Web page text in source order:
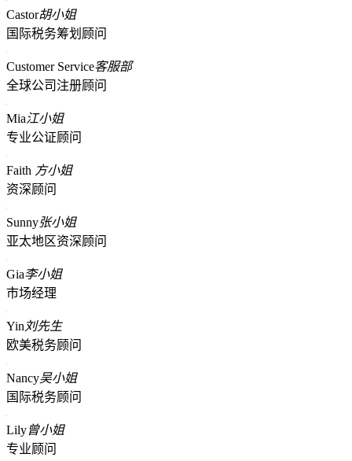
Castor胡小姐
国际税务筹划顾问
Customer Service客服部
全球公司注册顾问
Mia江小姐
专业公证顾问
Faith 方小姐
资深顾问
Sunny张小姐
亚太地区资深顾问
Gia李小姐
市场经理
Yin 刘先生
欧美税务顾问
Nancy吴小姐
国际税务顾问
Lily曾小姐
专业顾问